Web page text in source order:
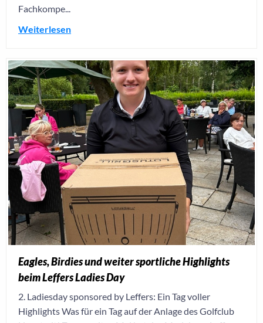
Fachkompe...
Weiterlesen
Eagles, Birdies und weiter sportliche Highlights
beim Leffers Ladies Day
2. Ladiesday sponsored by Leffers: Ein Tag voller
Highlights Was für ein Tag auf der Anlage des Golfclub